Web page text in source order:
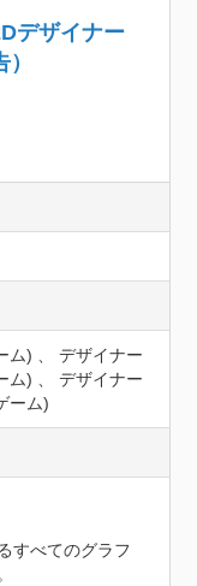
デザイナー
ム) 、 デザイナー
ム) 、 デザイナー
ーム)
すべてのグラフ